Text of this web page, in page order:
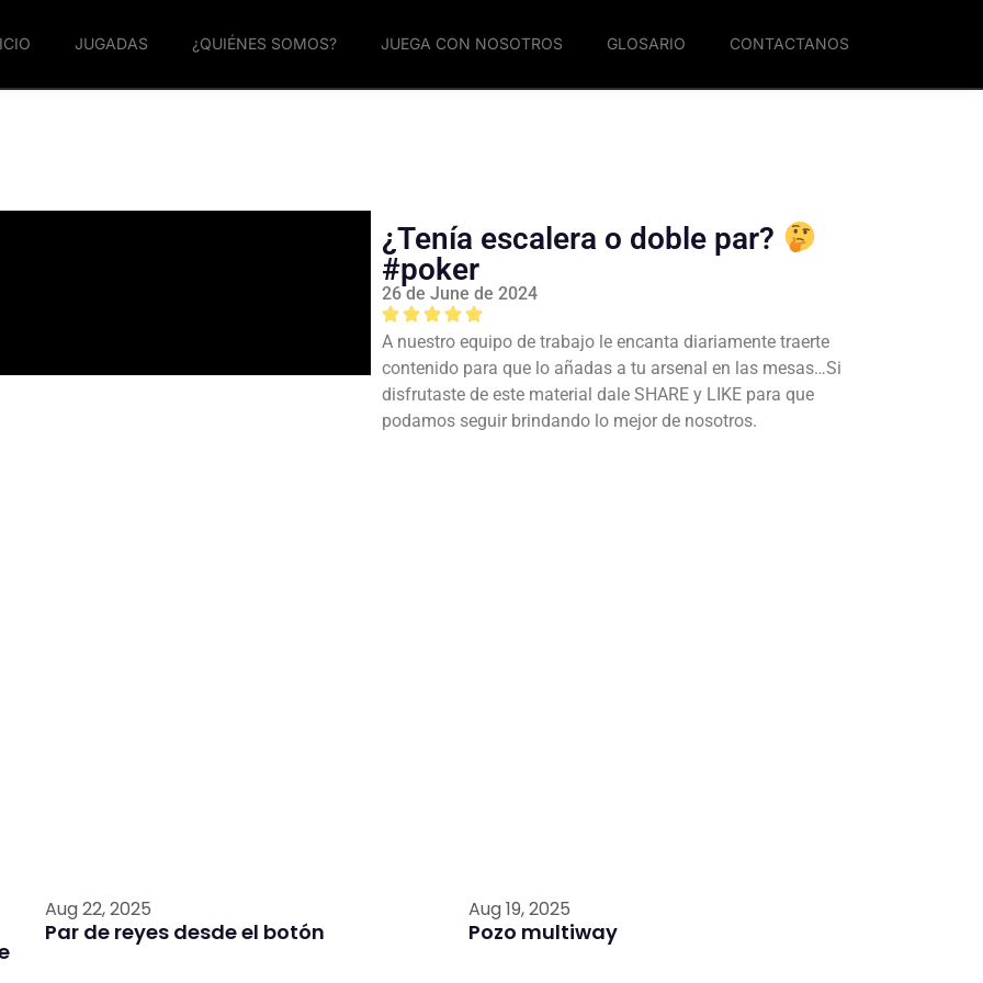
JUGADAS ¿QUIÉNES SOMOS? JUEGA CON NOSOTROS GLOSARIO CONTACTANOS
¿Tenía escalera o doble par?
#poker
26 de June de 2024
A nuestro equipo de trabajo le encanta diariamente traerte
contenido para que lo añadas a tu arsenal en las mesas…Si
disfrutaste de este material dale SHARE y LIKE para que
podamos seguir brindando lo mejor de nosotros.
Aug 22, 2025
Par de reyes desde el botón
Aug 19, 2025
Pozo multiway